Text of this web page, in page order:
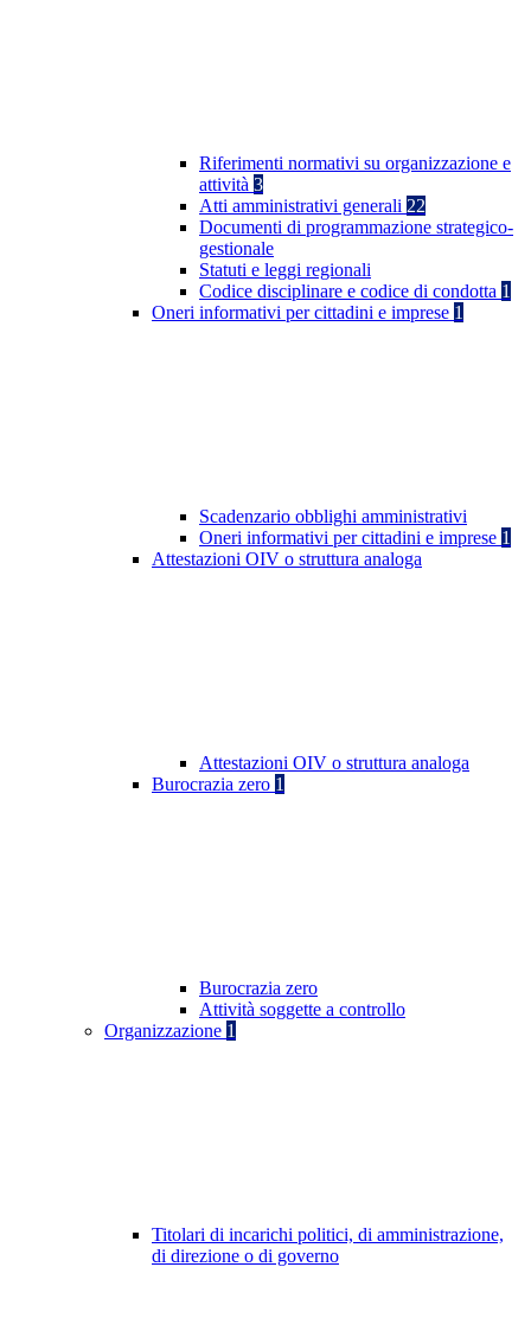
Riferimenti normativi su organizzazione e
attività 3
Atti amministrativi generali 22
Documenti di programmazione strategico-
gestionale
Statuti e leggi regionali
Codice disciplinare e codice di condotta 1
Oneri informativi per cittadini e imprese 1
Scadenzario obblighi amministrativi
Oneri informativi per cittadini e imprese 1
Attestazioni OIV o struttura analoga
Attestazioni OIV o struttura analoga
Burocrazia zero 1
Burocrazia zero
Attività soggette a controllo
Organizzazione 1
Titolari di incarichi politici, di amministrazione,
di direzione o di governo